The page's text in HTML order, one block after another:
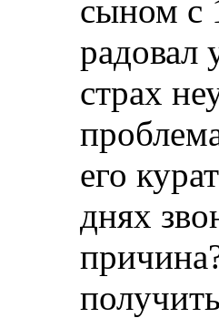
сыном с
радовал
страх
его
днях